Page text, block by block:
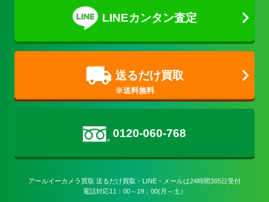
LINEカンタン査定
送るだけ買取
0120-060-768
アールイーカメラ買取 送るだけ買取・LINE・メールは24時間365日受付
電話対応11：00～19：00(月～土）